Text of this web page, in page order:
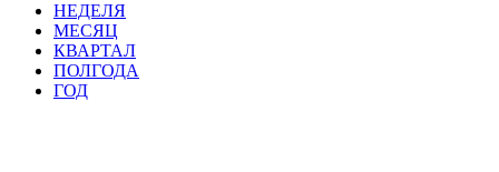
НЕДЕЛЯ
МЕСЯЦ
КВАРТАЛ
ПОЛГОДА
ГОД